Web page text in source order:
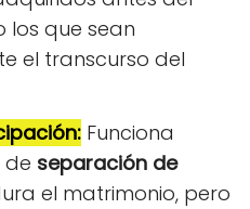
los que sean
el transcurso del
Funciona
de separación de
el matrimonio, pero